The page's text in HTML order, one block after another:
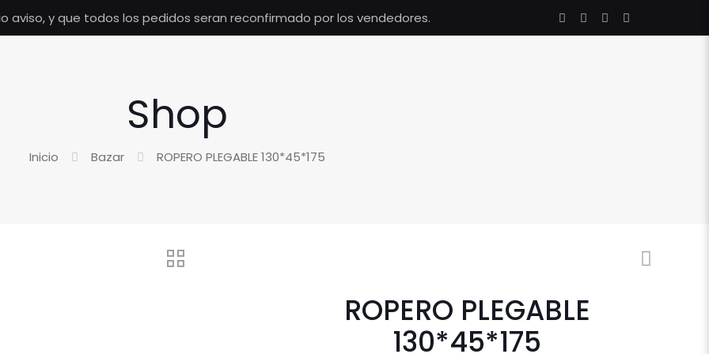
aviso, y que todos los pedidos seran reconfirmado por los vendedores.
Shop
Inicio Bazar ROPERO PLEGABLE 130*45*175
ROPERO PLEGABLE
130*45*175